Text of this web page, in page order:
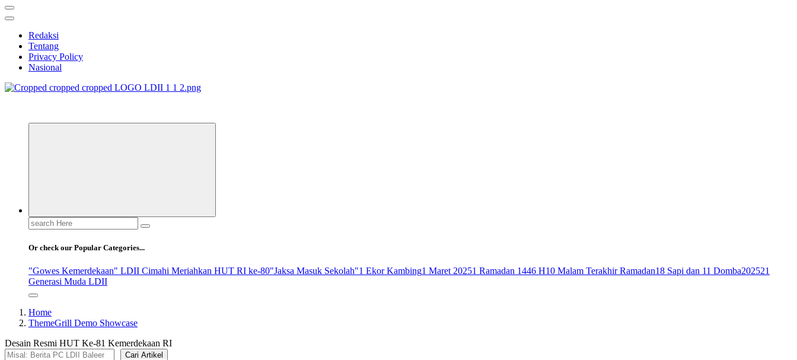
Redaksi
Tentang
Privacy Policy
Nasional
Search
for:
Or check our Popular Categories...
"Gowes Kemerdekaan" LDII Cimahi Meriahkan HUT RI ke-80"Jaksa Masuk Sekolah"1 Ekor Kambing1 Maret 20251 Ramadan 1446 H10 Malam Terakhir Ramadan18 Sapi dan 11 Domba202521
Generasi Muda LDII
Home
ThemeGrill Demo Showcase
Desain Resmi HUT Ke-81 Kemerdekaan RI
Cari Artikel